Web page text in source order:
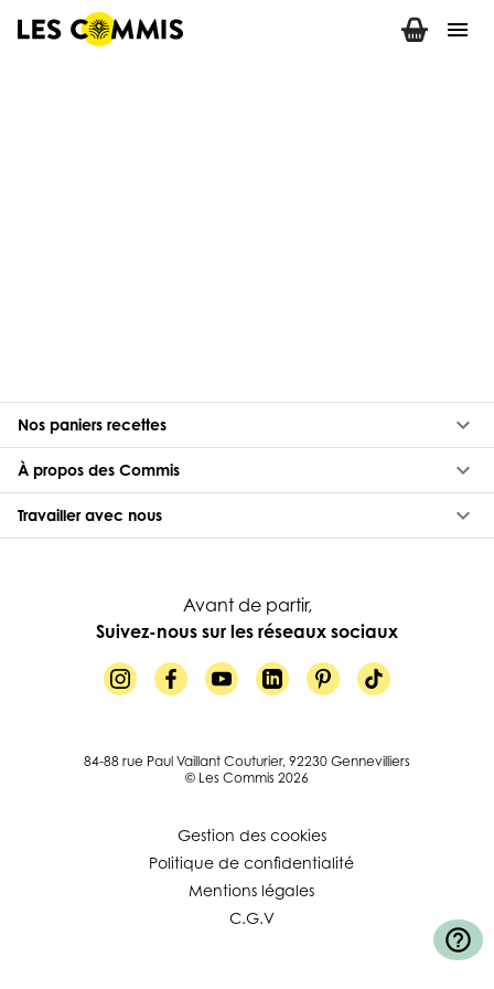
menu
Nos paniers recettes keyboard_arrow_down
À propos des Commis keyboard_arrow_down
Travailler avec nous keyboard_arrow_down
Avant de partir,
Suivez-nous sur les réseaux sociaux
84-88 rue Paul Vaillant Couturier, 92230 Gennevilliers
© Les Commis 2026
Gestion des cookies
Politique de confidentialité
Mentions légales
C.G.V
help_outline